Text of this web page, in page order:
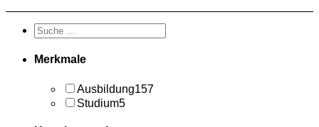
Merkmale
Ausbildung157
Studium5